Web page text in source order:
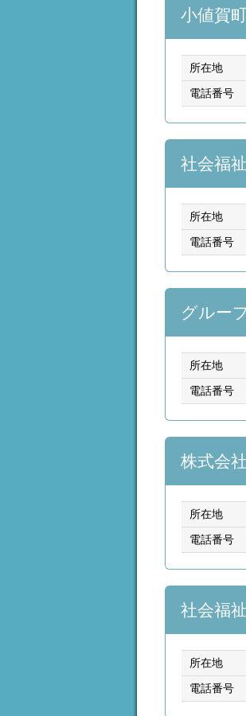
小値賀
所在地
電話番号
社会福
所在地
電話番号
グルー
所在地
電話番号
株式会
所在地
電話番号
社会福
所在地
電話番号